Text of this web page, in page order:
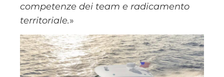
competenze dei team e radicamento
territoriale.»